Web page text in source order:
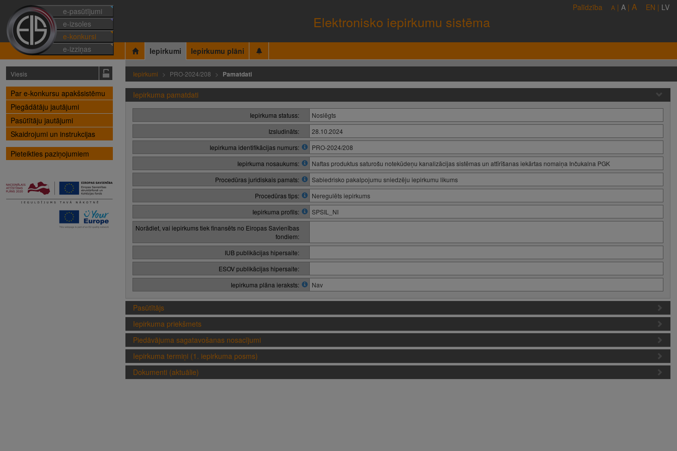
e-pasūtījumi
e-izsoles
e-konkursi
e-izziņas
Elektronisko iepirkumu sistēma
Palīdzība A | A | A EN | LV
Iepirkumi Iepirkumu plāni
Viesis
Par e-konkursu apakšsistēmu
Piegādātāju jautājumi
Pasūtītāju jautājumi
Skaidrojumi un instrukcijas
Pieteikties paziņojumiem
Iepirkumi PRO-2024/208 Pamatdati
Iepirkuma pamatdati
Iepirkuma statuss:
Noslēgts
Izsludināts:
28.10.2024
Iepirkuma identifikācijas numurs:
PRO-2024/208
Iepirkuma nosaukums:
Naftas produktus saturošu notekūdeņu kanalizācijas sistēmas un attīrīšanas iekārtas nomaiņa Inčukalna PGK
Procedūras juridiskais pamats:
Sabiedrisko pakalpojumu sniedzēju iepirkumu likums
Procedūras tips:
Neregulēts iepirkums
Iepirkuma profils:
SPSIL_NI
Norādiet, vai iepirkums tiek finansēts no Eiropas Savienības
fondiem:
IUB publikācijas hipersaite:
ESOV publikācijas hipersaite:
Iepirkuma plāna ieraksts:
Nav
Pasūtītājs
Iepirkuma priekšmets
Piedāvājuma sagatavošanas nosacījumi
Iepirkuma termiņi (1. iepirkuma posms)
Dokumenti (aktuālie)